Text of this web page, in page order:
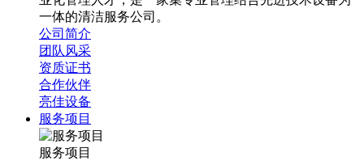
一体的清洁服务公司。
公司简介
团队风采
资质证书
合作伙伴
亮佳设备
服务项目
服务项目